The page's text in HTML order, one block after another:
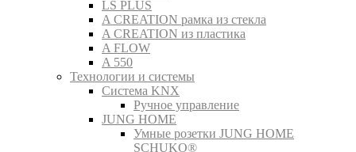
LS PLUS
A CREATION рамка из стекла
A CREATION из пластика
A FLOW
A 550
Технологии и системы
Система KNX
Ручное управление
JUNG HOME
Умные розетки JUNG HOME
SCHUKO®